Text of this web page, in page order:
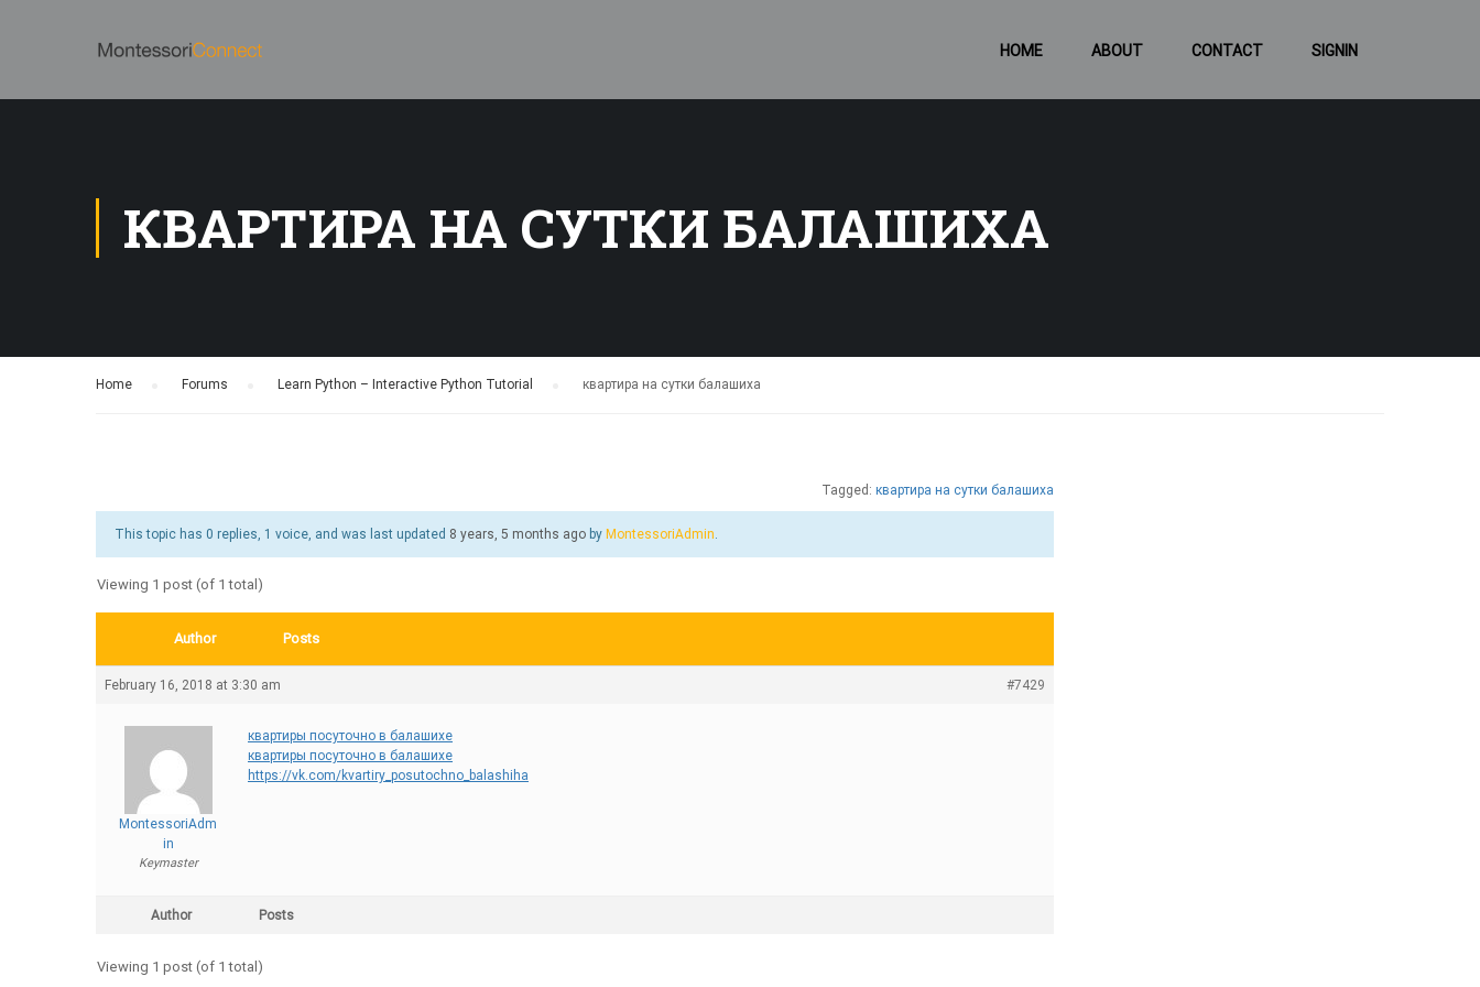
HOME ABOUT CONTACT SIGNIN
КВАРТИРА НА СУТКИ БАЛАШИХА
Home Forums Learn Python – Interactive Python Tutorial квартира на сутки балашиха
Tagged: квартира на сутки балашиха
This topic has 0 replies, 1 voice, and was last updated 8 years, 5 months ago by MontessoriAdmin.
Viewing 1 post (of 1 total)
Author Posts
February 16, 2018 at 3:30 am #7429
MontessoriAdm
in
Keymaster
квартиры посуточно в балашихе
квартиры посуточно в балашихе
https://vk.com/kvartiry_posutochno_balashiha
Author Posts
Viewing 1 post (of 1 total)